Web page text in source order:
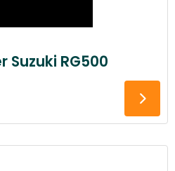
Suzuki RG500